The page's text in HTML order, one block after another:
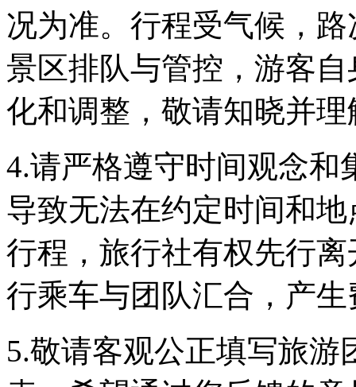
况为准。行程受气候，
景区排队与管控，游客
化和调整，敬请知晓并
4.请严格遵守时间观念和
导致无法在约定时间和
行程，旅行社有权先行
行乘车与团队汇合，产
5.敬请客观公正填写旅